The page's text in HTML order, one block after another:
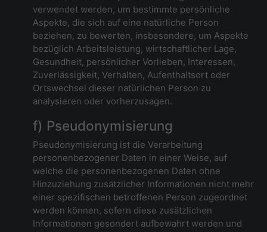
verwendet werden, um bestimmte persönliche
Aspekte, die sich auf eine natürliche Person
beziehen, zu bewerten, insbesondere, um Aspekte
bezüglich Arbeitsleistung, wirtschaftlicher Lage,
Gesundheit, persönlicher Vorlieben, Interessen,
Zuverlässigkeit, Verhalten, Aufenthaltsort oder
Ortswechsel dieser natürlichen Person zu
analysieren oder vorherzusagen.
f) Pseudonymisierung
Pseudonymisierung ist die Verarbeitung
personenbezogener Daten in einer Weise, auf
welche die personenbezogenen Daten ohne
Hinzuziehung zusätzlicher Informationen nicht mehr
einer spezifischen betroffenen Person zugeordnet
werden können, sofern diese zusätzlichen
Informationen gesondert aufbewahrt werden und